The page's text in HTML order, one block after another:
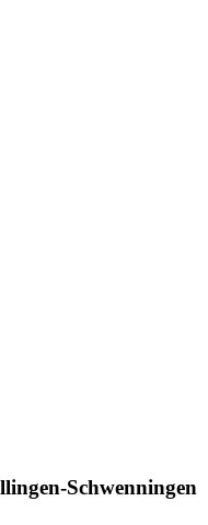
Schwenningen